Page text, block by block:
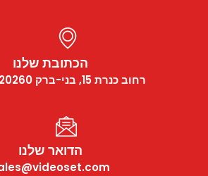
הכתובת שלנו
רחוב כנרת 15, בני-ברק 5120260 ישראל
הדואר שלנו
sales@videoset.com